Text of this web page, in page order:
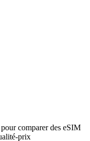
comparer des eSIM
prix